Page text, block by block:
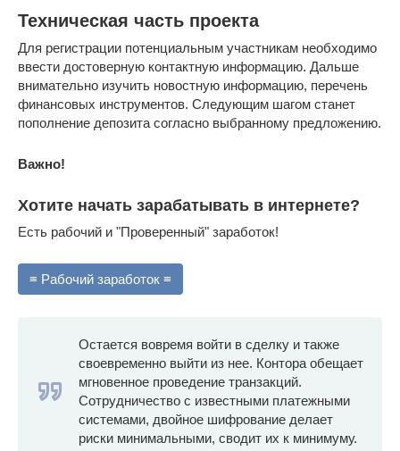
Техническая часть проекта
Для регистрации потенциальным участникам необходимо
ввести достоверную контактную информацию. Дальше
внимательно изучить новостную информацию, перечень
финансовых инструментов. Следующим шагом станет
пополнение депозита согласно выбранному предложению.
Важно!
Хотите начать зарабатывать в интернете?
Есть рабочий и "Проверенный" заработок!
≡ Рабочий заработок ≡
Остается вовремя войти в сделку и также
своевременно выйти из нее. Контора обещает
мгновенное проведение транзакций.
Сотрудничество с известными платежными
системами, двойное шифрование делает
риски минимальными, сводит их к минимуму.